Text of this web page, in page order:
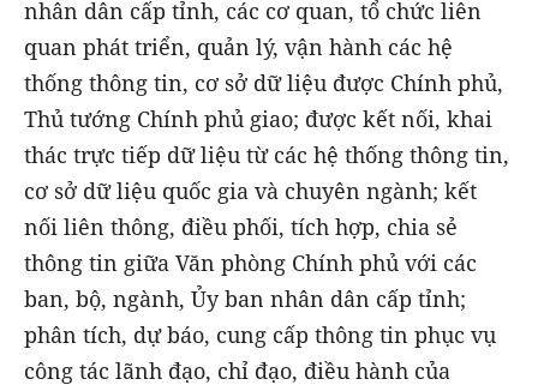
nhân dân cấp tỉnh, các cơ quan, tổ chức liên
quan phát triển, quản lý, vận hành các hệ
thống thông tin, cơ sở dữ liệu được Chính phủ,
Thủ tướng Chính phủ giao; được kết nối, khai
thác trực tiếp dữ liệu từ các hệ thống thông tin,
cơ sở dữ liệu quốc gia và chuyên ngành; kết
nối liên thông, điều phối, tích hợp, chia sẻ
thông tin giữa Văn phòng Chính phủ với các
ban, bộ, ngành, Ủy ban nhân dân cấp tỉnh;
phân tích, dự báo, cung cấp thông tin phục vụ
công tác lãnh đạo, chỉ đạo, điều hành của